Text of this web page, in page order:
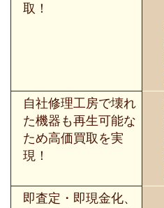
取！
自社修理工房で壊れ
た機器も再生可能な
ため高価買取を実
現！
即査定・即現金化、